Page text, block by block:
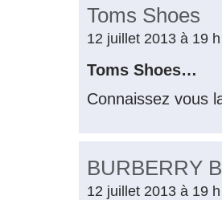
Toms Shoes
12 juillet 2013 à 19
Toms Shoes…
Connaissez vous
BURBERRY
12 juillet 2013 à 19